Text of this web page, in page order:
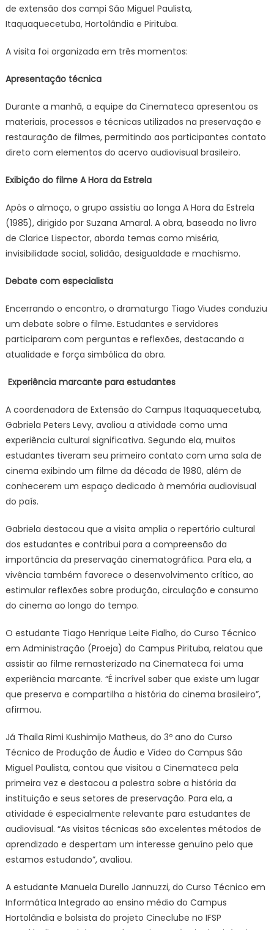
de extensão dos campi São Miguel Paulista,
Itaquaquecetuba, Hortolândia e Pirituba.
A visita foi organizada em três momentos:
Apresentação técnica
Durante a manhã, a equipe da Cinemateca apresentou os
materiais, processos e técnicas utilizados na preservação e
restauração de filmes, permitindo aos participantes contato
direto com elementos do acervo audiovisual brasileiro.
Exibição do filme A Hora da Estrela
Após o almoço, o grupo assistiu ao longa A Hora da Estrela
(1985), dirigido por Suzana Amaral. A obra, baseada no livro
de Clarice Lispector, aborda temas como miséria,
invisibilidade social, solidão, desigualdade e machismo.
Debate com especialista
Encerrando o encontro, o dramaturgo Tiago Viudes conduziu
um debate sobre o filme. Estudantes e servidores
participaram com perguntas e reflexões, destacando a
atualidade e força simbólica da obra.
Experiência marcante para estudantes
A coordenadora de Extensão do Campus Itaquaquecetuba,
Gabriela Peters Levy, avaliou a atividade como uma
experiência cultural significativa. Segundo ela, muitos
estudantes tiveram seu primeiro contato com uma sala de
cinema exibindo um filme da década de 1980, além de
conhecerem um espaço dedicado à memória audiovisual
do país.
Gabriela destacou que a visita amplia o repertório cultural
dos estudantes e contribui para a compreensão da
importância da preservação cinematográfica. Para ela, a
vivência também favorece o desenvolvimento crítico, ao
estimular reflexões sobre produção, circulação e consumo
do cinema ao longo do tempo.
O estudante Tiago Henrique Leite Fialho, do Curso Técnico
em Administração (Proeja) do Campus Pirituba, relatou que
assistir ao filme remasterizado na Cinemateca foi uma
experiência marcante. “É incrível saber que existe um lugar
que preserva e compartilha a história do cinema brasileiro”,
afirmou.
Já Thaila Rimi Kushimijo Matheus, do 3º ano do Curso
Técnico de Produção de Áudio e Vídeo do Campus São
Miguel Paulista, contou que visitou a Cinemateca pela
primeira vez e destacou a palestra sobre a história da
instituição e seus setores de preservação. Para ela, a
atividade é especialmente relevante para estudantes de
audiovisual. “As visitas técnicas são excelentes métodos de
aprendizado e despertam um interesse genuíno pelo que
estamos estudando”, avaliou.
A estudante Manuela Durello Jannuzzi, do Curso Técnico em
Informática Integrado ao ensino médio do Campus
Hortolândia e bolsista do projeto Cineclube no IFSP